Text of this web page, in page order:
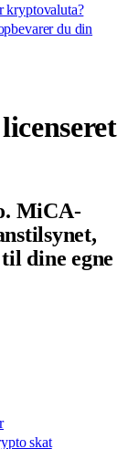
kryptovaluta?
du din
MiCA-
dine egne
skat